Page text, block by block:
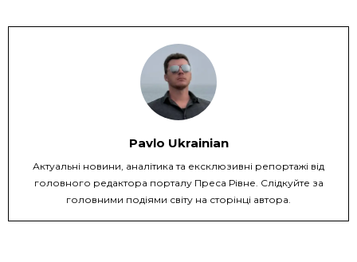
Pavlo Ukrainian
Актуальні новини, аналітика та ексклюзивні репортажі від
головного редактора порталу Преса Рівне. Слідкуйте за
головними подіями світу на сторінці автора.